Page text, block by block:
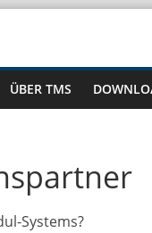
ÜBER TMS
Systems?